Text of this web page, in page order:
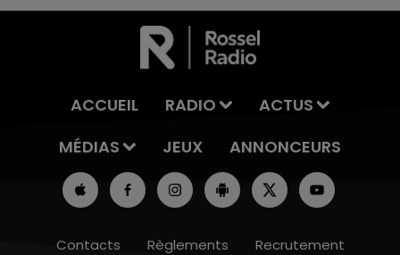
ACCUEIL RADIO
ACTUS
MÉDIAS
JEUX ANNONCEURS
Contacts Règlements Recrutement